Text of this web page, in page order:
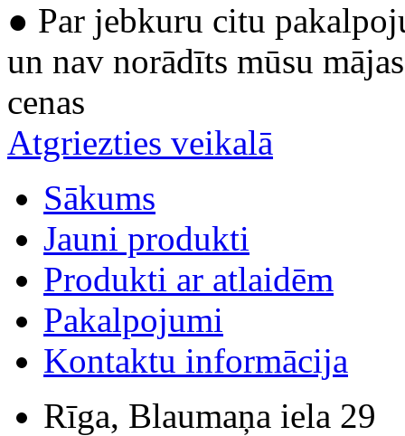
● Par jebkuru citu
un nav norādīts mūsu
cenas
Atgriezties veikalā
Sākums
Jauni produkti
Produkti ar atlaidēm
Pakalpojumi
Kontaktu informācija
Rīga, Blaumaņa iela 29